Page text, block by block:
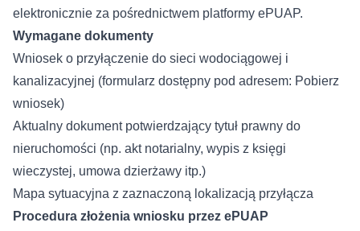
elektronicznie za pośrednictwem platformy ePUAP.
Wymagane dokumenty
Wniosek o przyłączenie do sieci wodociągowej i
kanalizacyjnej (formularz dostępny pod adresem: Pobierz
wniosek)
Aktualny dokument potwierdzający tytuł prawny do
nieruchomości (np. akt notarialny, wypis z księgi
wieczystej, umowa dzierżawy itp.)
Mapa sytuacyjna z zaznaczoną lokalizacją przyłącza
Procedura złożenia wniosku przez ePUAP